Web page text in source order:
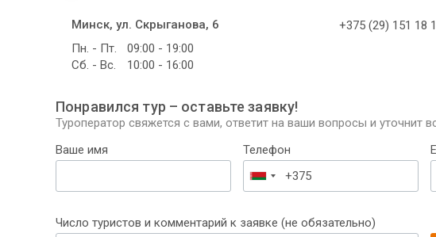
Минск, ул. Скрыганова, 6
Пн. - Пт.
09:00 - 19:00
Сб. - Вс.
10:00 - 16:00
+375 (29) 151 18
Понравился тур – оставьте заявку!
Туроператор свяжется с вами, ответит на ваши вопросы и уточнит
Ваше имя
Телефон
Беларусь
+375
Число туристов и комментарий к заявке (не обязательно)